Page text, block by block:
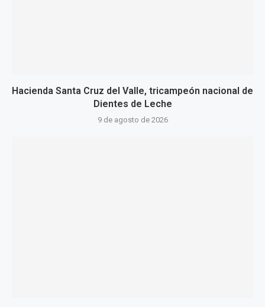
Hacienda Santa Cruz del Valle, tricampeón nacional de
Dientes de Leche
9 de agosto de 2026